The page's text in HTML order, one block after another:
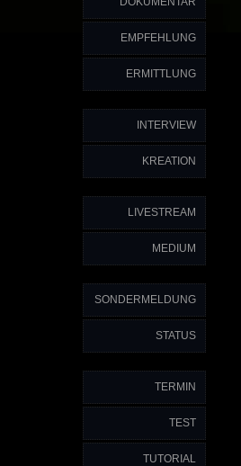
EMPFEHLUNG
ERMITTLUNG
INTERVIEW
KREATION
LIVESTREAM
MEDIUM
SONDERMELDUNG
STATUS
TERMIN
TEST
TUTORIAL